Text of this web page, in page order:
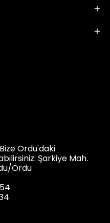
Ordu'daki
Şarkiye Mah.
Ordu